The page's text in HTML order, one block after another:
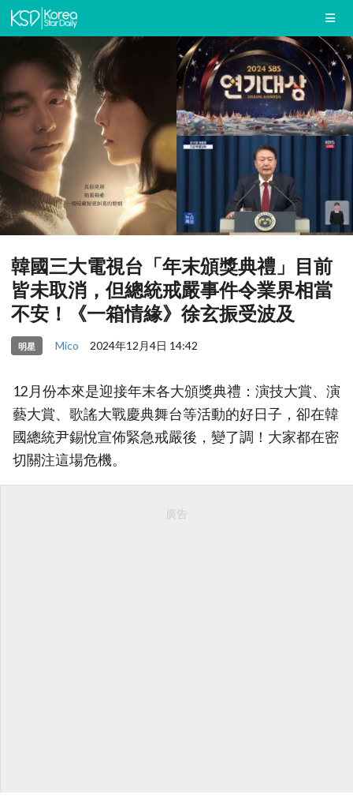
韓國三大電視台「年末頒獎典禮」目前
皆未取消，但總統戒嚴事件令業界相當
不安！《一箱情緣》徐玄振受波及
明星 Mico 2024年12月4日 14:42
12月份本來是迎接年末各大頒獎典禮：演技大賞、演
藝大賞、歌謠大戰慶典舞台等活動的好日子，卻在韓
國總統尹錫悅宣佈緊急戒嚴後，變了調！大家都在密
切關注這場危機。
廣告